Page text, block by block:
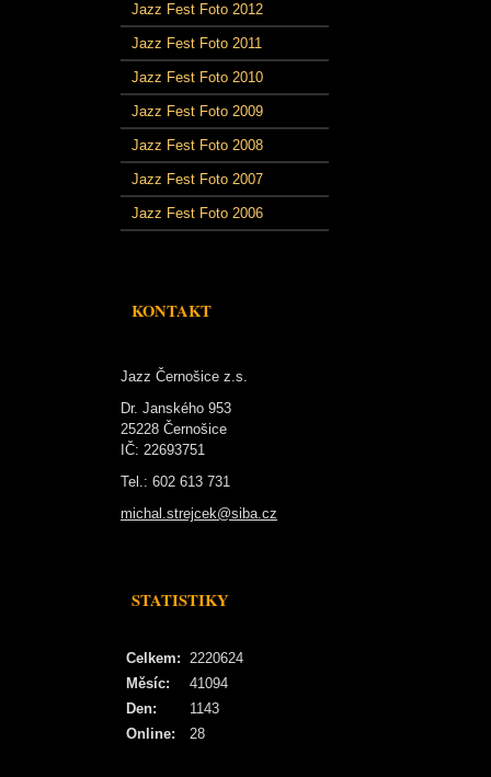
Jazz Fest Foto 2012
Jazz Fest Foto 2011
Jazz Fest Foto 2010
Jazz Fest Foto 2009
Jazz Fest Foto 2008
Jazz Fest Foto 2007
Jazz Fest Foto 2006
KONTAKT
Jazz Černošice z.s.
Dr. Janského 953
25228 Černošice
IČ: 22693751
Tel.: 602 613 731
michal.strejcek@siba.cz
STATISTIKY
Online: 28
Celkem: 2220624
Měsíc:
41094
Den:
1143